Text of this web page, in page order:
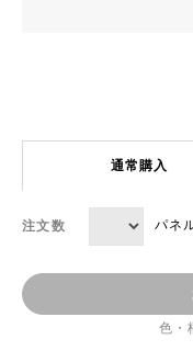
通常購入
注文数 パネ
色・